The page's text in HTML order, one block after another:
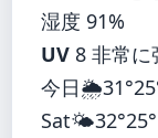
湿度 91%
UV 8 非常に
今日🌦️31°
Sat🌤️32°25°